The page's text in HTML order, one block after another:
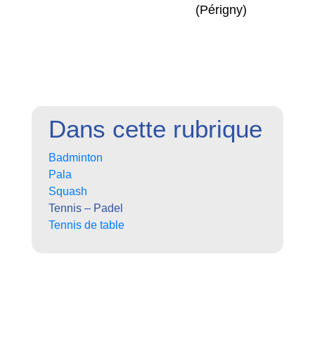
(Périgny)
Dans cette rubrique
Badminton
Pala
Squash
Tennis – Padel
Tennis de table